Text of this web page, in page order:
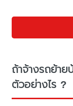
ถ้าจ้างรถย้า
ตัวอย่างไร ?